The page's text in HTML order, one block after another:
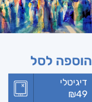
הוספה לסל
דיגיטלי
₪49